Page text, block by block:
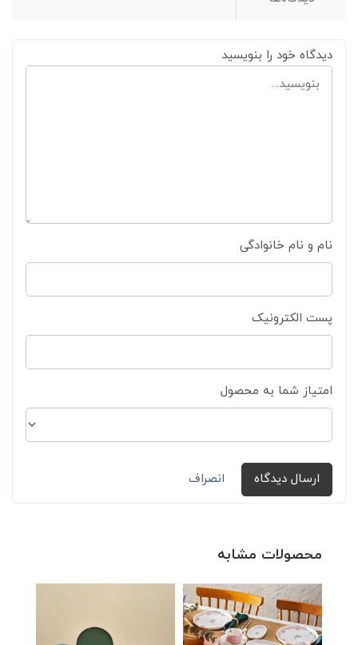
دیدگاه خود را بنویسید
نام و نام خانوادگی
پست الکترونیک
امتیاز شما به محصول
ارسال دیدگاه انصراف
محصولات مشابه